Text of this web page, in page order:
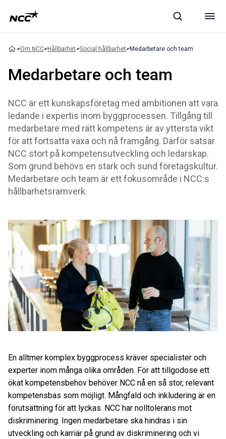
Om NCC Hållbarhet Social hållbarhet Medarbetare och team
Medarbetare och team
NCC är ett kunskapsföretag med ambitionen att vara
ledande i expertis inom byggprocessen. Tillgång till
medarbetare med rätt kompetens är av yttersta vikt
för att fortsatta växa och nå framgång. Därför satsar
NCC stort på kompetensutveckling och ledarskap.
Som grund behövs en stark och sund företagskultur.
Medarbetare och team är ett fokusområde i NCC:s
hållbarhetsramverk.
En alltmer komplex byggprocess kräver specialister och
experter inom många olika områden. För att tillgodose ett
ökat kompetensbehov behöver NCC nå en så stor, relevant
kompetensbas som möjligt. Mångfald och inkludering är en
förutsättning för att lyckas. NCC har nolltolerans mot
diskriminering. Ingen medarbetare ska hindras i sin
utveckling och karriär på grund av diskriminering och vi